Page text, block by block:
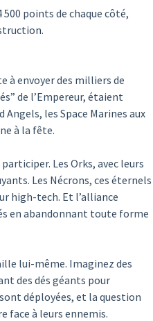
500 points de chaque côté,
à envoyer des milliers de
de l’Empereur, étaient
les Space Marines aux
à la fête.
Les Orks, avec leurs
Les Nécrons, ces éternels
high-tech. Et l’alliance
en abandonnant toute forme
lui-même. Imaginez des
des dés géants pour
déployées, et la question
face à leurs ennemis.